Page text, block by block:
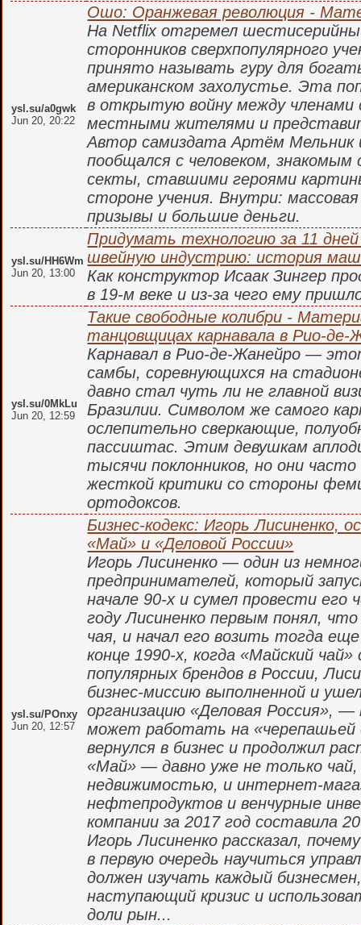
ysl.su/a0gwk
Jun 20, 20:22
Ошо: Оранжевая революция -
На Netflix отгремел
сторонников сверхпопулярного
принято называть гуру для
американском захолустье. Эта
в открытую войну между
местными жителями и
Автор самиздата Артём Мельник
пообщался с человеком,
секты, ставшими героями
стороне учения. Внутри:
призывы и большие деньги.
ysl.su/HH6Wm
Jun 20, 13:00
Придумать технологию за 11
швейную индустрию: история
Как конструктор Исаак Зингер
в 19-м веке и из-за чего ему
ysl.su/0MkLu
Jun 20, 12:59
Такие свободные колибри -
танцовщицах карнавала в Рио-де-
Карнавал в Рио-де-Жанейро —
самбы, соревнующихся на
давно стал чуть ли не главной
Бразилии. Символом же самого
ослепительно сверкающие,
пассиштас. Этим девушкам
тысячи поклонников, но они
жесткой критики со стороны
ортодоксов.
ysl.su/POnxy
Jun 20, 12:57
Бизнес-кодекс: Игорь Лисиненко,
«Май» и «Деловой России»
Игорь Лисиненко — один из
предпринимателей, который
начале 90-х и сумел провести его
году Лисиненко первым понял,
чая, и начал его возить тогда
конце 1990-х, когда «Майский
популярных брендов в России,
бизнес-миссию выполненной и
организацию «Деловая Россия», —
может работать на «черепашьей
вернулся в бизнес и продолжил
«Май» — давно уже не только чай,
недвижимостью, и интернет-
нефтепродуктов и венчурные
компании за 2017 год составила
Игорь Лисиненко рассказал,
в первую очередь научиться
должен изучать каждый
наступающий кризис и
доли рын...